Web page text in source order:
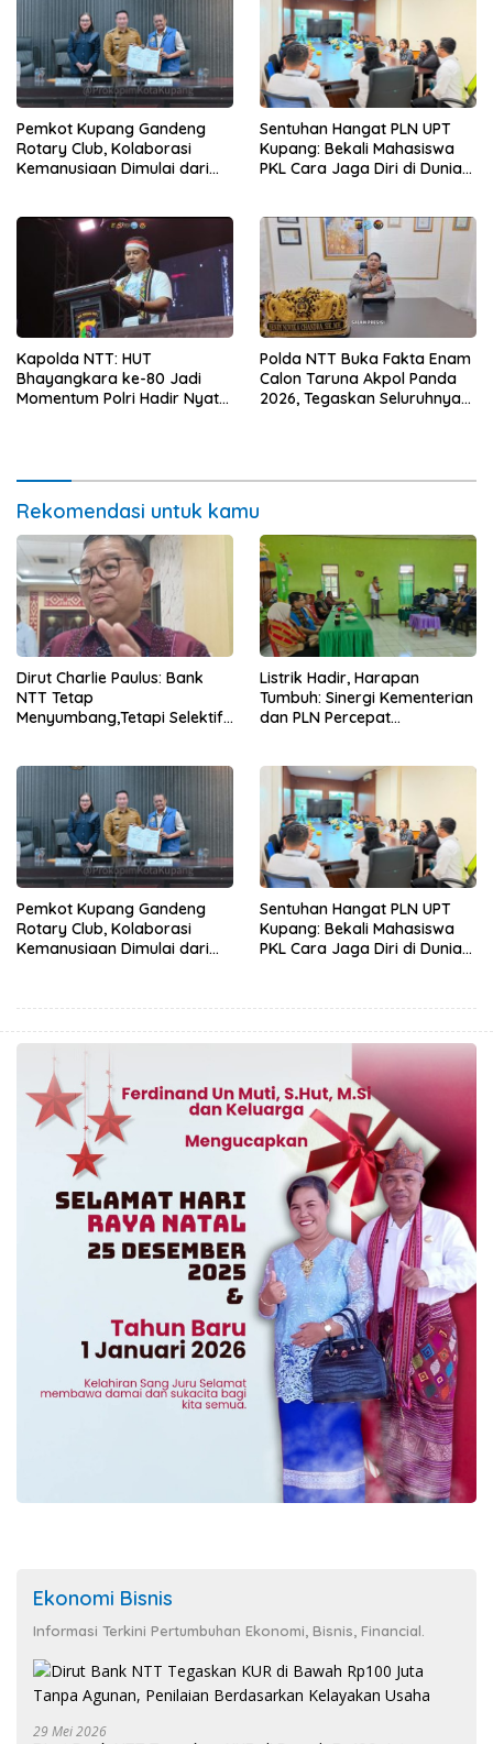
Pemkot Kupang Gandeng
Rotary Club, Kolaborasi
Kemanusiaan Dimulai dari
Sentuhan Hangat PLN UPT
Kupang: Bekali Mahasiswa
PKL Cara Jaga Diri di Dunia
Kapolda NTT: HUT
Bhayangkara ke-80 Jadi
Momentum Polri Hadir Nyata
Polda NTT Buka Fakta Enam
Calon Taruna Akpol Panda
2026, Tegaskan Seluruhnya
Rekomendasi untuk kamu
Dirut Charlie Paulus: Bank
NTT Tetap
Menyumbang,Tetapi Selektif
Listrik Hadir, Harapan
Tumbuh: Sinergi Kementerian
dan PLN Percepat
Pemkot Kupang Gandeng
Rotary Club, Kolaborasi
Kemanusiaan Dimulai dari
Sentuhan Hangat PLN UPT
Kupang: Bekali Mahasiswa
PKL Cara Jaga Diri di Dunia
Ekonomi Bisnis
Informasi Terkini Pertumbuhan Ekonomi, Bisnis, Financial.
29 Mei 2026